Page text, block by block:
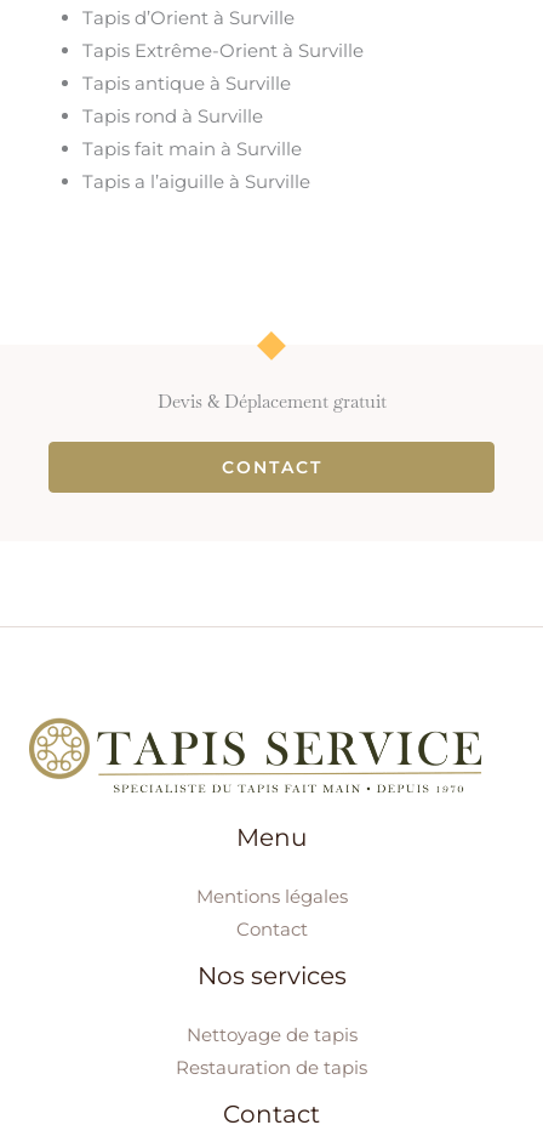
Tapis d’Orient à Surville
Tapis Extrême-Orient à Surville
Tapis antique à Surville
Tapis rond à Surville
Tapis fait main à Surville
Tapis a l’aiguille à Surville
Devis & Déplacement gratuit
CONTACT
Menu
Mentions légales
Contact
Nos services
Nettoyage de tapis
Restauration de tapis
Contact